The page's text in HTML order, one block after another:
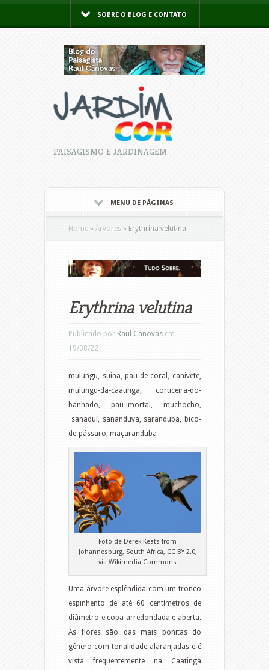
SOBRE O BLOG E CONTATO
PAISAGISMO E JARDINAGEM
MENU DE PÁGINAS
Home » Árvores » Erythrina velutina
Erythrina velutina
Publicado por Raul Canovas em
19/08/22
mulungu, suinã, pau-de-coral, canivete,
mulungu-da-caatinga, corticeira-do-
banhado, pau-imortal, muchocho,
sanaduí, sananduva, saranduba, bico-
de-pássaro, maçaranduba
Foto de Derek Keats from
Johannesburg, South Africa, CC BY 2.0,
via Wikimedia Commons
Uma árvore esplêndida com um tronco
espinhento de até 60 centímetros de
diâmetro e copa arredondada e aberta.
As flores são das mais bonitas do
gênero com tonalidade alaranjadas e é
vista frequentemente na Caatinga